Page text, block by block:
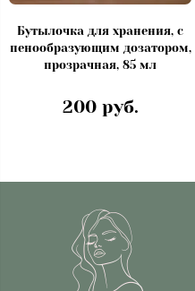
Бутылочка для хранения, с
пенообразующим дозатором,
прозрачная, 85 мл
200 руб.